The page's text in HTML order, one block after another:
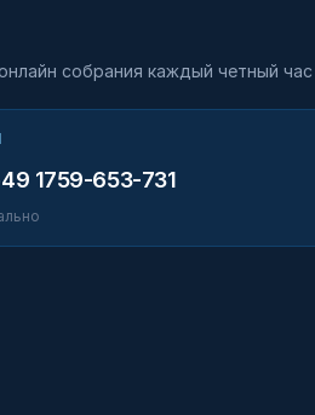
собрания каждый четный
1759-653-731